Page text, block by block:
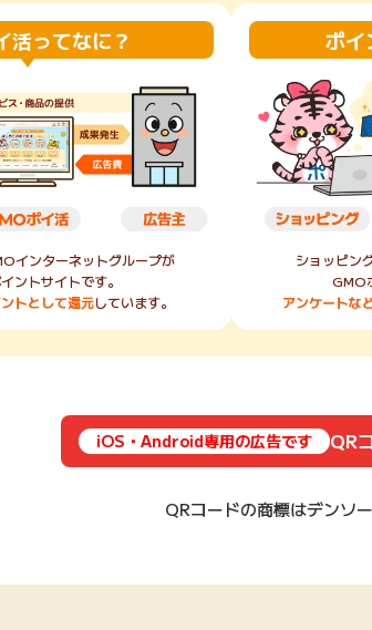
その他の楽天サービス
活ってなに？
インターネットグループが
ントサイトです。
トとして還元しています。
ポイ
ショッピン
GMO
アンケートな
iOS・Android専用の広告です QR
QRコードの商標はデンソ